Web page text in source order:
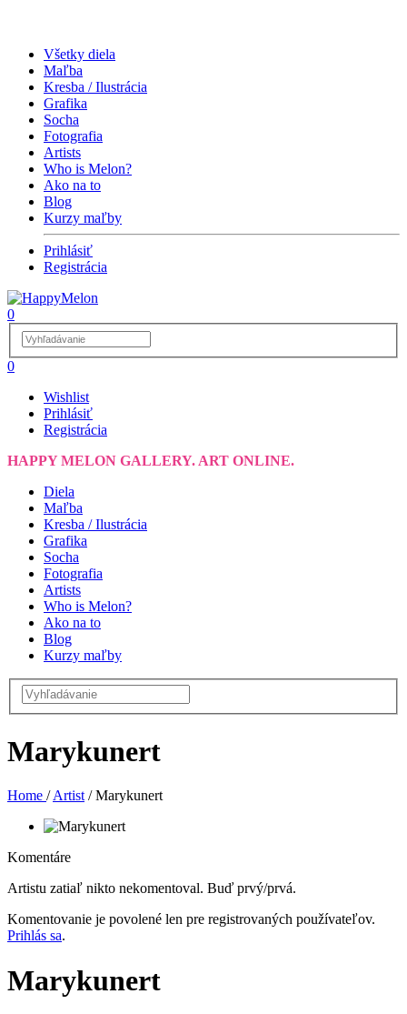
Všetky diela
Maľba
Kresba / Ilustrácia
Grafika
Socha
Fotografia
Artists
Who is Melon?
Ako na to
Blog
Kurzy maľby
Prihlásiť
Registrácia
0
0
Wishlist
Prihlásiť
Registrácia
HAPPY MELON GALLERY. ART ONLINE.
Diela
Maľba
Kresba / Ilustrácia
Grafika
Socha
Fotografia
Artists
Who is Melon?
Ako na to
Blog
Kurzy maľby
Marykunert
Home / Artist /Marykunert
Komentáre
Artistu zatiaľ nikto nekomentoval. Buď prvý/prvá.
Komentovanie je povolené len pre registrovaných používateľov.
Prihlás sa.
Marykunert